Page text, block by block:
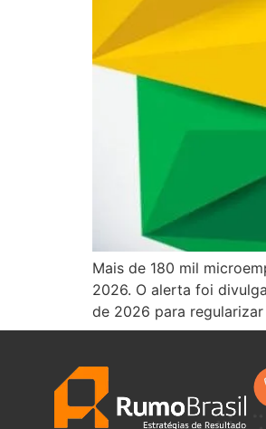
Mais de 180 mil
2026. O alerta foi
de 2026 para